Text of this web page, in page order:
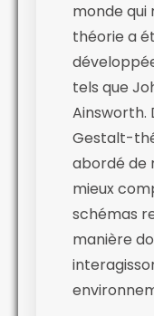
monde qui
théorie a
tels que
Ainsworth.
Gestalt-
abordé de
mieux
schémas
manière